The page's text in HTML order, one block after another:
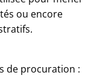
ou encore
de procuration :